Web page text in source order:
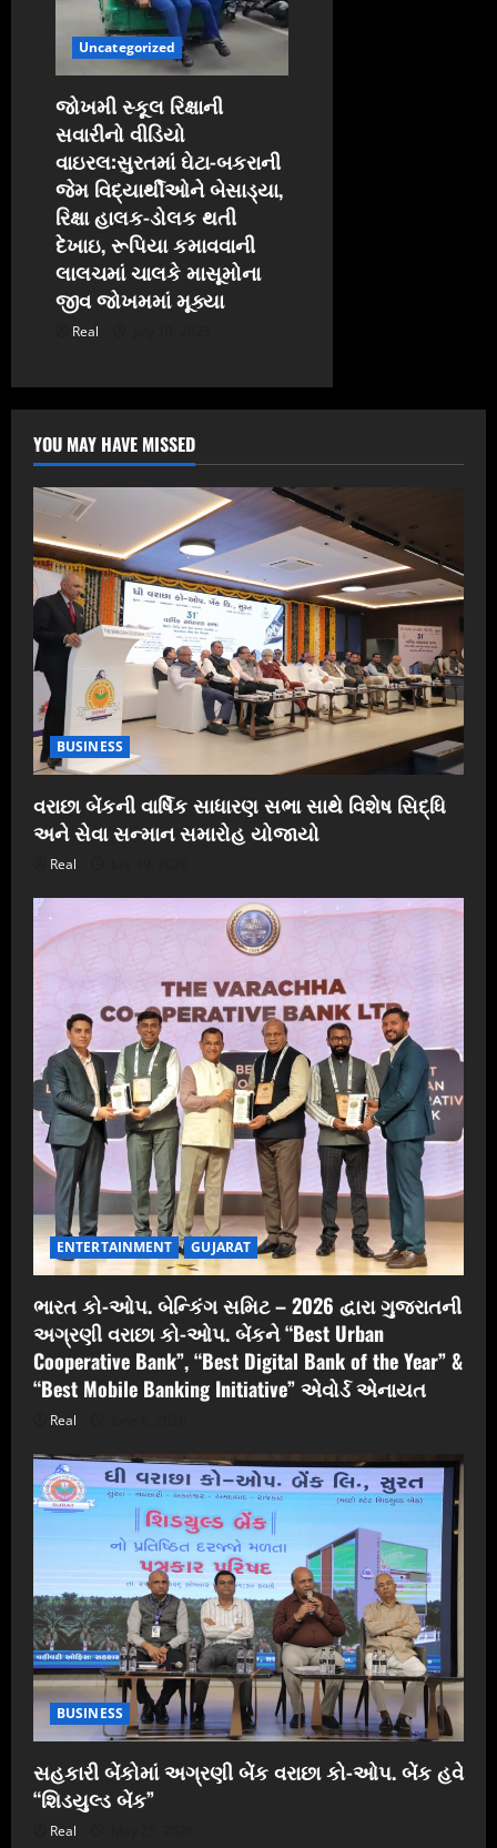
Uncategorized
જોખમી સ્કૂલ રિક્ષાની
સવારીનો વીડિયો
વાઇરલ:સુરતમાં ઘેટા-બકરાની
જેમ વિદ્યાર્થીઓને બેસાડ્યા,
રિક્ષા હાલક-ડોલક થતી
દેખાઇ, રૂપિયા કમાવવાની
લાલચમાં ચાલકે માસૂમોના
જીવ જોખમમાં મૂક્યા
Real
YOU MAY HAVE MISSED
BUSINESS
વરાછા બેંકની વાર્ષિક સાધારણ સભા સાથે વિશેષ સિદ્ધિ
અને સેવા સન્માન સમારોહ યોજાયો
Real
ENTERTAINMENT GUJARAT
ભારત કો-ઓપ. બેન્કિંગ સમિટ – 2026 દ્વારા ગુજરાતની
અગ્રણી વરાછા કો-ઓપ. બેંકને “Best Urban
Cooperative Bank”, “Best Digital Bank of the Year” &
“Best Mobile Banking Initiative” એવોર્ડ એનાયત
Real
BUSINESS
સહકારી બેંકોમાં અગ્રણી બેંક વરાછા કો-ઓપ. બેંક હવે
“શિડયુલ્ડ બેંક”
Real